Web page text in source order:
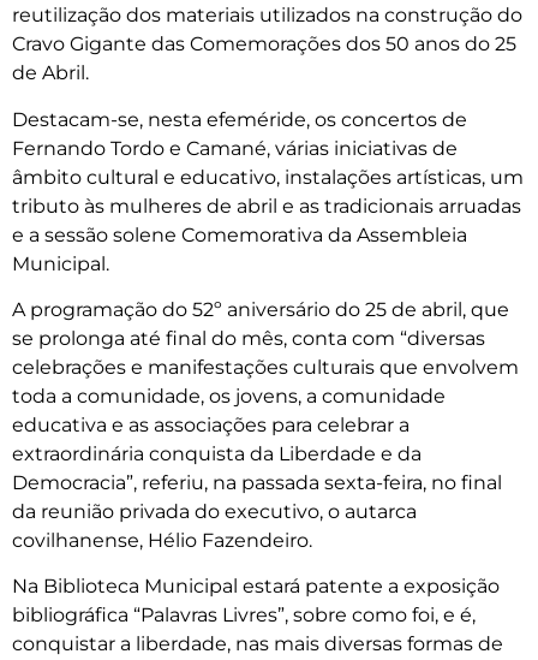
reutilização dos materiais utilizados na construção do
Cravo Gigante das Comemorações dos 50 anos do 25
de Abril.
Destacam-se, nesta efeméride, os concertos de
Fernando Tordo e Camané, várias iniciativas de
âmbito cultural e educativo, instalações artísticas, um
tributo às mulheres de abril e as tradicionais arruadas
e a sessão solene Comemorativa da Assembleia
Municipal.
A programação do 52º aniversário do 25 de abril, que
se prolonga até final do mês, conta com “diversas
celebrações e manifestações culturais que envolvem
toda a comunidade, os jovens, a comunidade
educativa e as associações para celebrar a
extraordinária conquista da Liberdade e da
Democracia”, referiu, na passada sexta-feira, no final
da reunião privada do executivo, o autarca
covilhanense, Hélio Fazendeiro.
Na Biblioteca Municipal estará patente a exposição
bibliográfica “Palavras Livres”, sobre como foi, e é,
conquistar a liberdade, nas mais diversas formas de